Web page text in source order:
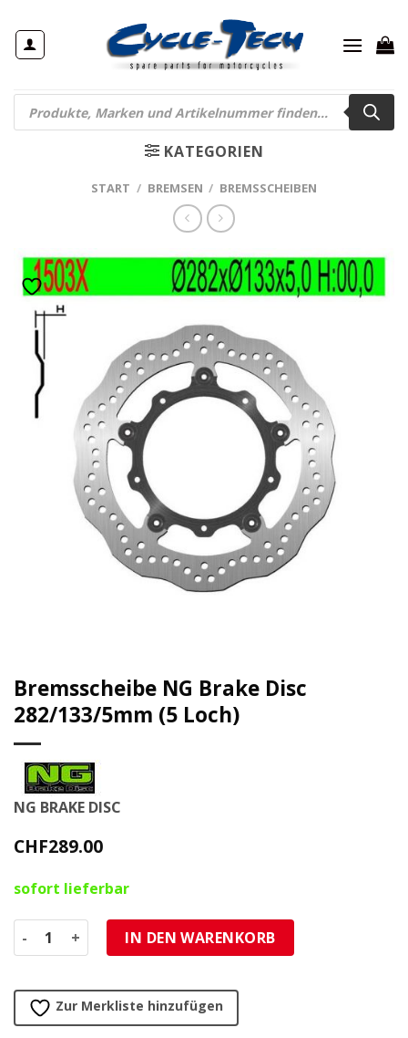
Inhalt
springen
Products
search
KATEGORIEN
START / BREMSEN / BREMSSCHEIBEN
Bremsscheibe NG Brake Disc
282/133/5mm (5 Loch)
NG BRAKE DISC
CHF289.00
sofort lieferbar
Bremsscheibe NG Brake Disc 282/133/5mm (5 Loch) Menge
IN DEN WARENKORB
Zur Merkliste hinzufügen